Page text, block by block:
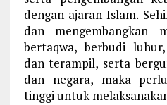
dengan ajaran Islam.
dan mengembangkan
bertaqwa, berbudi
dan terampil, serta
dan negara, maka
tinggi untuk